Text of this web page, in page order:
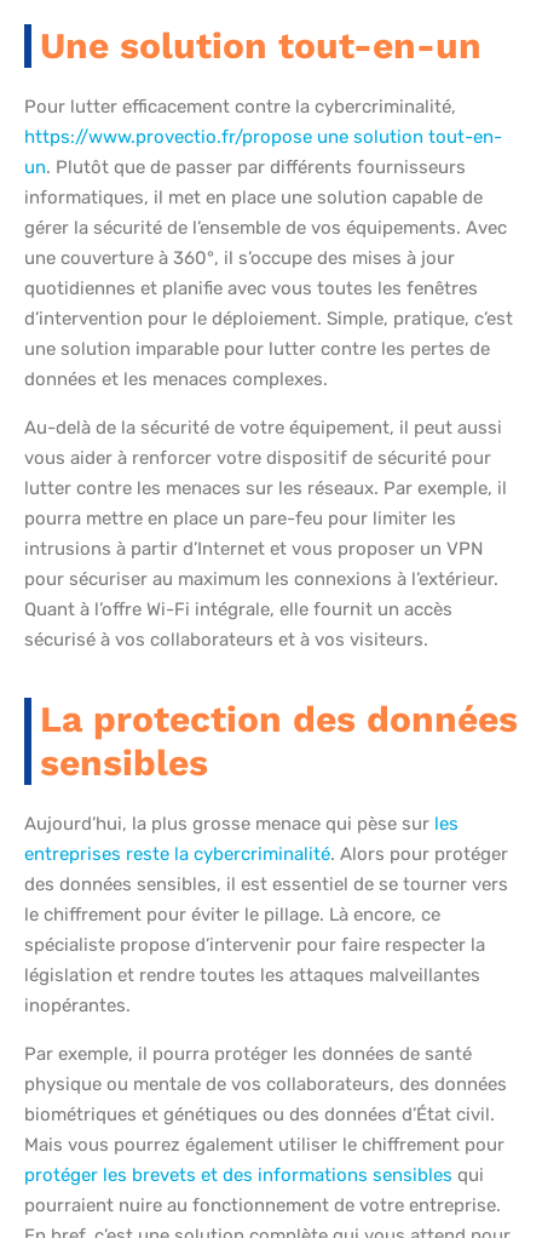
Une solution tout-en-un
Pour lutter efficacement contre la cybercriminalité,
https://www.provectio.fr/propose une solution tout-en-
un. Plutôt que de passer par différents fournisseurs
informatiques, il met en place une solution capable de
gérer la sécurité de l’ensemble de vos équipements. Avec
une couverture à 360°, il s’occupe des mises à jour
quotidiennes et planifie avec vous toutes les fenêtres
d’intervention pour le déploiement. Simple, pratique, c’est
une solution imparable pour lutter contre les pertes de
données et les menaces complexes.
Au-delà de la sécurité de votre équipement, il peut aussi
vous aider à renforcer votre dispositif de sécurité pour
lutter contre les menaces sur les réseaux. Par exemple, il
pourra mettre en place un pare-feu pour limiter les
intrusions à partir d’Internet et vous proposer un VPN
pour sécuriser au maximum les connexions à l’extérieur.
Quant à l’offre Wi-Fi intégrale, elle fournit un accès
sécurisé à vos collaborateurs et à vos visiteurs.
La protection des données
sensibles
Aujourd’hui, la plus grosse menace qui pèse sur les
entreprises reste la cybercriminalité. Alors pour protéger
des données sensibles, il est essentiel de se tourner vers
le chiffrement pour éviter le pillage. Là encore, ce
spécialiste propose d’intervenir pour faire respecter la
législation et rendre toutes les attaques malveillantes
inopérantes.
Par exemple, il pourra protéger les données de santé
physique ou mentale de vos collaborateurs, des données
biométriques et génétiques ou des données d’État civil.
Mais vous pourrez également utiliser le chiffrement pour
protéger les brevets et des informations sensibles qui
pourraient nuire au fonctionnement de votre entreprise.